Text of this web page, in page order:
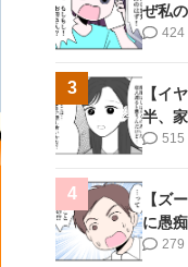
ぜ私
第17424
3
【イ
半、
第11515
4
【ズ
に愚
第16279